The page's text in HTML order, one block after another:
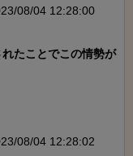
08/04 12:28:00
たことでこの情勢が
08/04 12:28:02